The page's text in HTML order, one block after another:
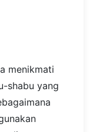
menikmati
shabu yang